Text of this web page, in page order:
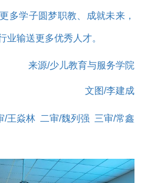
多学子圆梦职教、成就未来，
业输送更多优秀人才。
来源/少儿教育与服务学院
文图/李建成
/王焱林 二审/魏列强 三审/常鑫